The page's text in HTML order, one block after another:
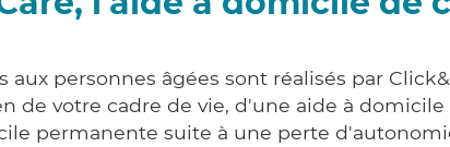
aux personnes âgées sont réalisés par
de votre cadre de vie, d'une aide à
permanente suite à une perte